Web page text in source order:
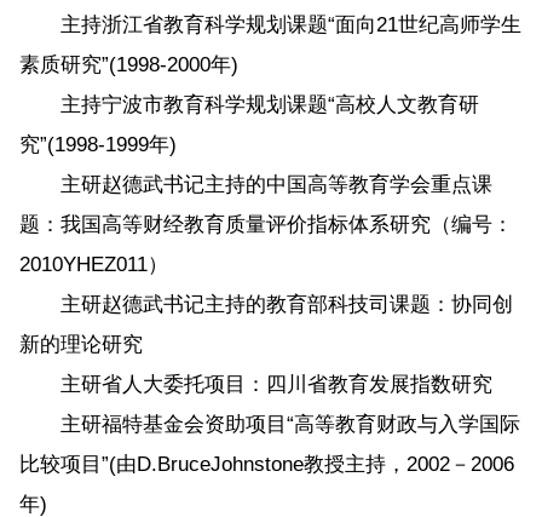
主持浙江省教育科学规划课题“面向21世纪高师学生
素质研究”(1998-2000年)
主持宁波市教育科学规划课题“高校人文教育研
究”(1998-1999年)
主研赵德武书记主持的中国高等教育学会重点课
题：我国高等财经教育质量评价指标体系研究（编号：
2010YHEZ011）
主研赵德武书记主持的教育部科技司课题：协同创
新的理论研究
主研省人大委托项目：四川省教育发展指数研究
主研福特基金会资助项目“高等教育财政与入学国际
比较项目”(由D.BruceJohnstone教授主持，2002－2006
年)